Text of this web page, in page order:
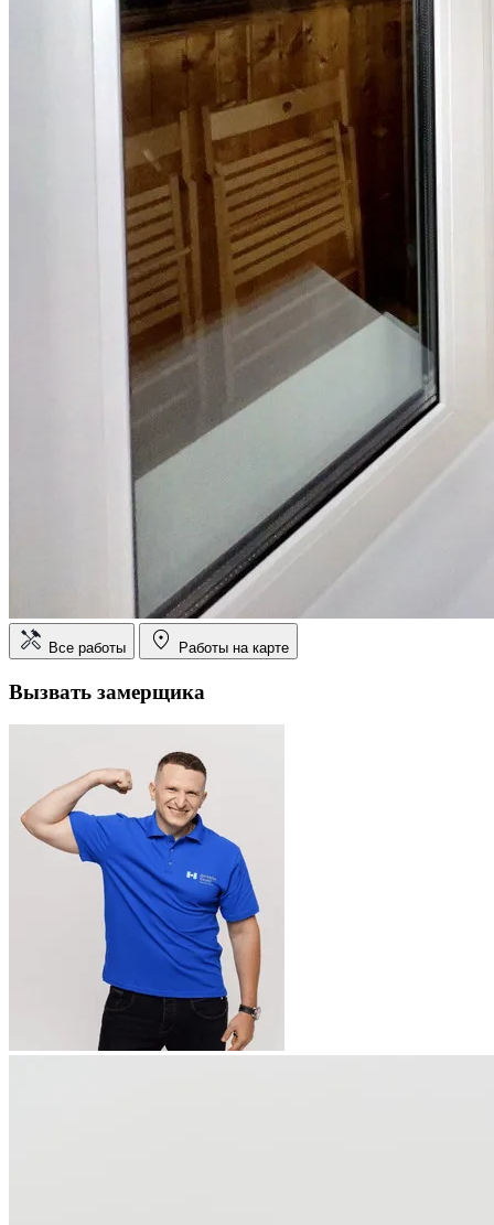
Все работы Работы на карте
Вызвать замерщика